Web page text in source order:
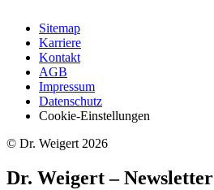
Sitemap
Karriere
Kontakt
AGB
Impressum
Datenschutz
Cookie-Einstellungen
© Dr. Weigert 2026
Dr. Weigert – Newsletter